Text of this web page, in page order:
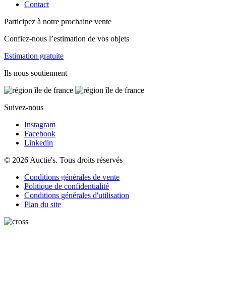
Contact
Participez à notre prochaine vente
Confiez-nous l’estimation de vos objets
Estimation gratuite
Ils nous soutiennent
Suivez-nous
Instagram
Facebook
Linkedin
© 2026 Auctie's. Tous droits réservés
Conditions générales de vente
Politique de confidentialité
Conditions générales d'utilisation
Plan du site